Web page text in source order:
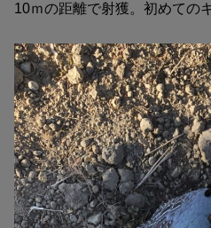
10ｍの距離で射獲。初めての